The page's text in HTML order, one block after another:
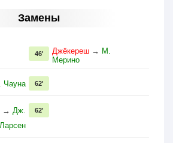
Замены
Джёкереш → М.
Мерино
46'
Чауна 62'
→ Дж.
62'